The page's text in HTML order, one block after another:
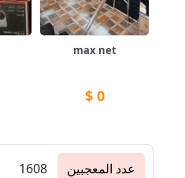
max net
0
$
1608 عدد المعجبين